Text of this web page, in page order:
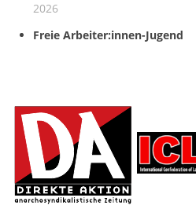
2026
Freie Arbeiter:innen-Jugend